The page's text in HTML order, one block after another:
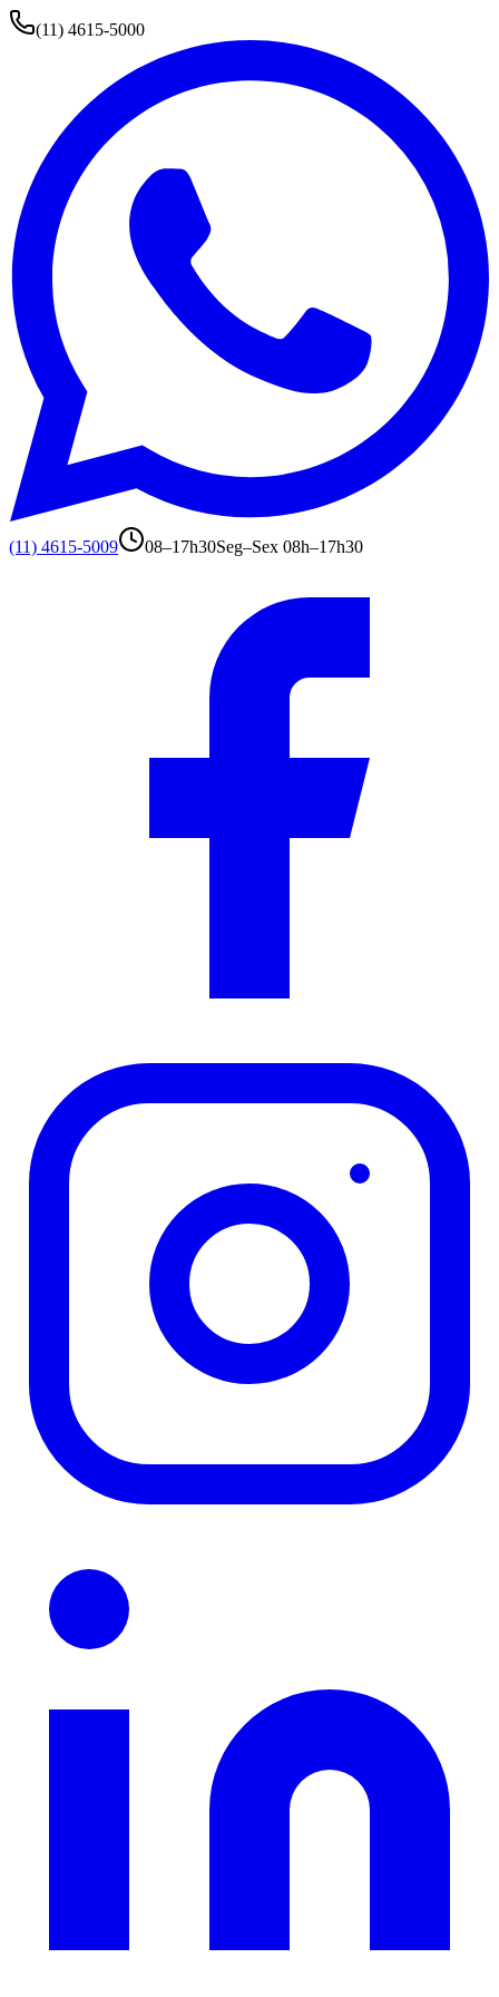
(11) 4615-5000
(11) 4615-5009 08–17h30Seg–Sex 08h–17h30